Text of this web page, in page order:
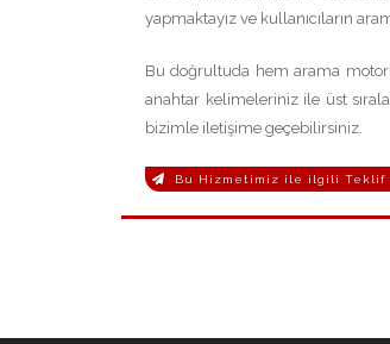
yapmaktayız ve kullanıcıların
Bu doğrultuda hem arama
anahtar kelimeleriniz ile üst
bizimle iletişime geçebilirsiniz.
Bu Hizmetimiz ile ilgili Teklif